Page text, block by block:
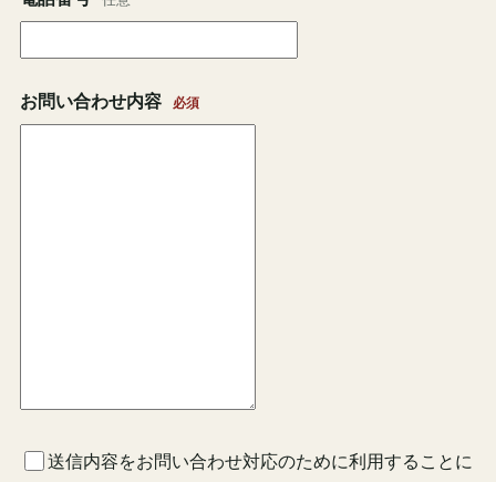
お問い合わせ内容 必須
送信内容をお問い合わせ対応のために利用することに